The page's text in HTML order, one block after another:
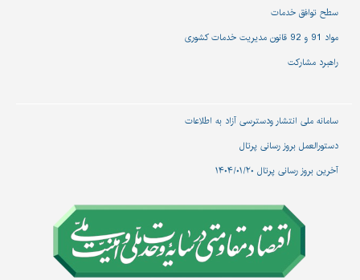
سطح توافق خدمات
مواد 91 و 92 قانون مدیریت خدمات کشوری
راهبرد مشارکت
سامانه ملی انتشار و‌دسترسی آزاد به اطلاعات
دستورالعمل بروز رسانی پرتال
آخرین بروز رسانی پرتال ۱۴۰۴/۰۱/۲۰